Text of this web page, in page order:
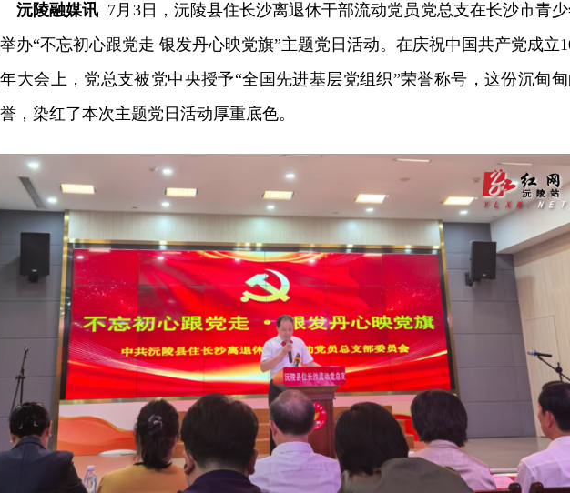
沅陵融媒讯 7月3日，沅陵县住长沙离退休干部流动党员党总支在长沙市青
办“不忘初心跟党走 银发丹心映党旗”主题党日活动。在庆祝中国共产党成立
大会上，党总支被党中央授予“全国先进基层党组织”荣誉称号，这份沉甸
，染红了本次主题党日活动厚重底色。